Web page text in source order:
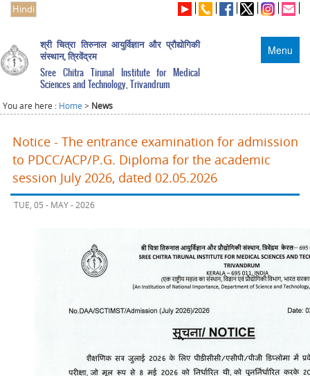
Hindi
Menu
श्री चित्रा तिरुनाल आयुर्विज्ञान और प्रौद्योगिकी
संस्थान, त्रिवेंद्रम
Sree Chitra Tirunal Institute for Medical
Sciences and Technology, Trivandrum
You are here : Home > News
Notice - The entrance examination for admission
to PDCC/ACP/P.G. Diploma for the academic
session July 2026, dated 02.05.2026
TUE, 05 - MAY - 2026